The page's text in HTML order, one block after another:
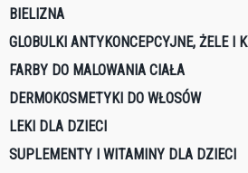
BIELIZNA
GLOBULKI ANTYKONCEPCYJNE, ŻELE I
FARBY DO MALOWANIA CIAŁA
DERMOKOSMETYKI DO WŁOSÓW
LEKI DLA DZIECI
SUPLEMENTY I WITAMINY DLA DZIECI